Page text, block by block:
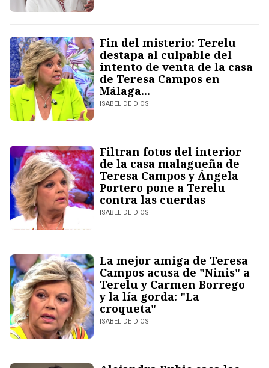
Fin del misterio: Terelu
destapa al culpable del
intento de venta de la casa
de Teresa Campos en
Málaga...
ISABEL DE DIOS
Filtran fotos del interior
de la casa malagueña de
Teresa Campos y Ángela
Portero pone a Terelu
contra las cuerdas
ISABEL DE DIOS
La mejor amiga de Teresa
Campos acusa de "Ninis" a
Terelu y Carmen Borrego
y la lía gorda: "La
croqueta"
ISABEL DE DIOS